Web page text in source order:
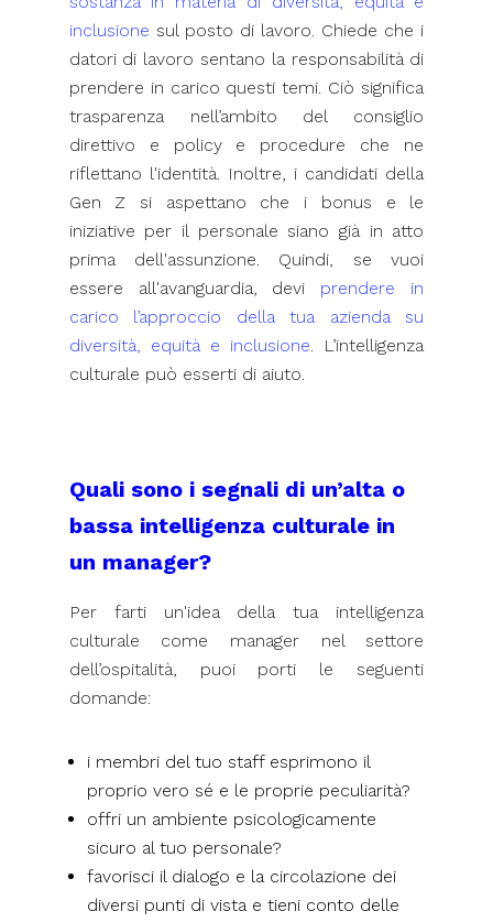
inclusione sul posto di lavoro. Chiede che i
datori di lavoro sentano la responsabilità di
prendere in carico questi temi. Ciò significa
trasparenza nell’ambito del consiglio
direttivo e policy e procedure che ne
riflettano l'identità. Inoltre, i candidati della
Gen Z si aspettano che i bonus e le
iniziative per il personale siano già in atto
prima dell'assunzione. Quindi, se vuoi
essere all'avanguardia, devi prendere in
carico l’approccio della tua azienda su
diversità, equità e inclusione. L’intelligenza
culturale può esserti di aiuto.
Quali sono i segnali di un’alta o
bassa intelligenza culturale in
un manager?
Per farti un'idea della tua intelligenza
culturale come manager nel settore
dell’ospitalità, puoi porti le seguenti
domande:
i membri del tuo staff esprimono il
proprio vero sé e le proprie peculiarità?
offri un ambiente psicologicamente
sicuro al tuo personale?
favorisci il dialogo e la circolazione dei
diversi punti di vista e tieni conto delle